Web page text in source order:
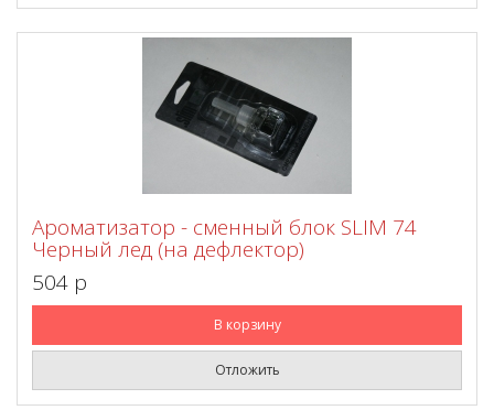
Ароматизатор - сменный блок SLIM 74
Черный лед (на дефлектор)
504 p
В корзину
Отложить